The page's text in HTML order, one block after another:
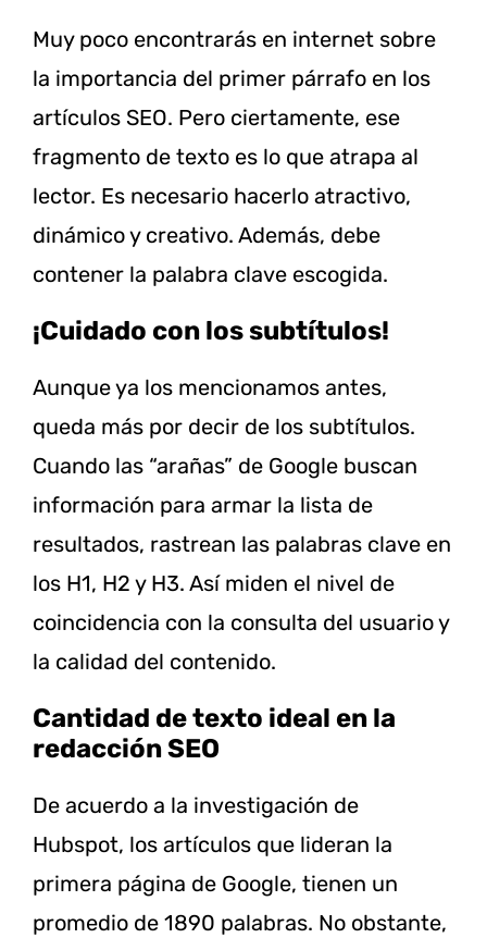
Muy poco encontrarás en internet sobre
la importancia del primer párrafo en los
artículos SEO. Pero ciertamente, ese
fragmento de texto es lo que atrapa al
lector. Es necesario hacerlo atractivo,
dinámico y creativo. Además, debe
contener la palabra clave escogida.
¡Cuidado con los subtítulos!
Aunque ya los mencionamos antes,
queda más por decir de los subtítulos.
Cuando las “arañas” de Google buscan
información para armar la lista de
resultados, rastrean las palabras clave en
los H1, H2 y H3. Así miden el nivel de
coincidencia con la consulta del usuario y
la calidad del contenido.
Cantidad de texto ideal en la
redacción SEO
De acuerdo a la investigación de
Hubspot, los artículos que lideran la
primera página de Google, tienen un
promedio de 1890 palabras. No obstante,